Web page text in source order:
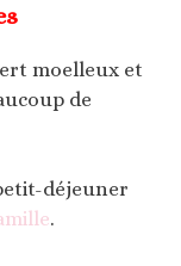
moelleux et
de
déjeuner
.